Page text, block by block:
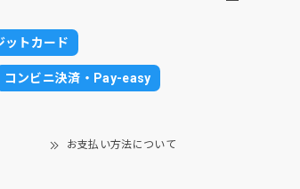
ットカード
コンビニ決済・Pay-easy
お支払い方法について